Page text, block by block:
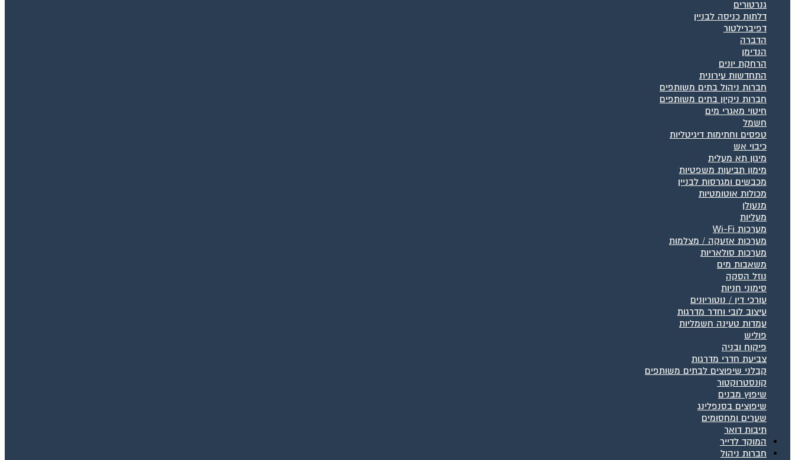
גנרטורים
דלתות כניסה לבניין
דפיברילטור
הדברה
הנדימן
הרחקת יונים
התחדשות עירונית
חברות ניהול בתים משותפים
חברות ניקיון בתים משותפים
חיטוי מאגרי מים
חשמל
טפסים וחתימות דיגיטליות
כיבוי אש
מיגון תא מעלית
מימון תביעות משפטיות
מכבשים ומגרסות לבניין
מכולות אוטומטיות
מנעולן
מעליות
מערכות Wi-Fi
מערכות אזעקה / מצלמות
מערכות סולאריות
משאבות מים
נוזל הסקה
סימוני חניות
עורכי דין / נוטוריונים
עיצוב לובי וחדר מדרגות
עמדות טעינה חשמליות
פוליש
פיקוח ובניה
צביעת חדרי מדרגות
קבלני שיפוצים לבתים משותפים
קונסטרוקטור
שיפוץ מבנים
שיפוצים בסנפלינג
שערים ומחסומים
תיבות דואר
המוקד לדייר
חברות ניהול